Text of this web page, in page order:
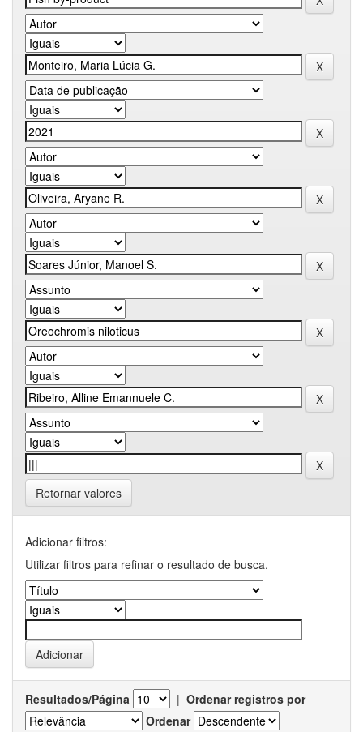
Retornar valores
Adicionar filtros:
Utilizar filtros para refinar o resultado de busca.
Resultados/Página | Ordenar registros por
Ordenar